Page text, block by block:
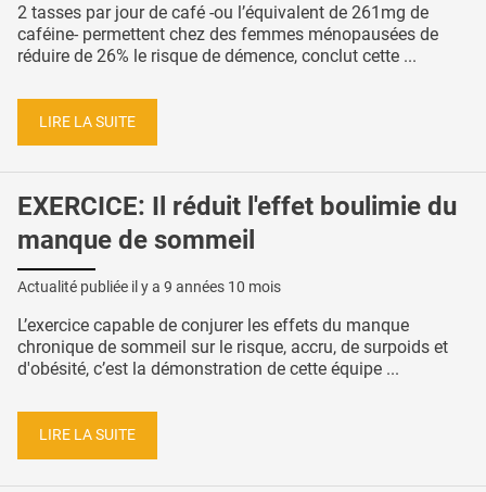
2 tasses par jour de café -ou l’équivalent de 261mg de
caféine- permettent chez des femmes ménopausées de
réduire de 26% le risque de démence, conclut cette ...
LIRE LA SUITE
EXERCICE: Il réduit l'effet boulimie du
manque de sommeil
Actualité publiée il y a 9 années 10 mois
L’exercice capable de conjurer les effets du manque
chronique de sommeil sur le risque, accru, de surpoids et
d'obésité, c’est la démonstration de cette équipe ...
LIRE LA SUITE